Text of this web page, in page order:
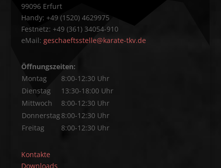
99096 Erfurt
Handy: +49 (1520) 4629975
Festnetz: +49 (361) 34054-910
eMail: geschaeftsstelle@karate-tkv.de
Öffnungszeiten:
Montag
8:00-12:30 Uhr
Dienstag
13:30-18:00 Uhr
Mittwoch
8:00-12:30 Uhr
Donnerstag 8:00-12:30 Uhr
Freitag
8:00-12:30 Uhr
Kontakte
Downloads